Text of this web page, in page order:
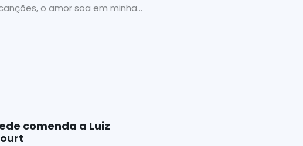
o amor soa em minha...
comenda a Luiz